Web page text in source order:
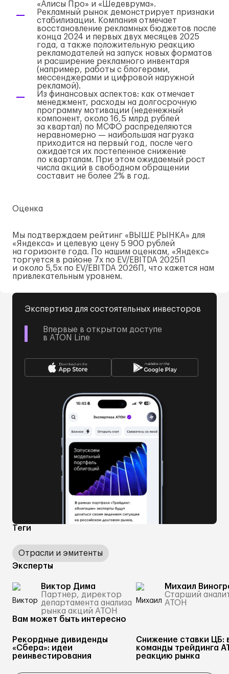
Теги
Отрасли и эмитенты
Эксперты
Виктор Дима
Партнер, директор
департамента анализа
рынка акций АТОН
Михаил
Старший
АТОН
«Алисы Про» и «Шедеврума».
Рекламный рынок демонстрирует признаки
стабилизации. Компания отмечает
восстановление рекламных бюджетов после
конца 2024 и первых двух месяцев 2025
года, а также положительную реакцию
рекламодателей на запуск новых форматов
и расширение рекламного инвентаря
(например, работы с блогерами,
мессенджерами и цифровой наружной
рекламой).
Из финансовых аспектов: как отмечает
менеджмент, расходы на долгосрочную
программу мотивации (неденежный
компонент, около 16,5 млрд рублей
за квартал) по МСФО распределяются
неравномерно — наибольшая нагрузка
приходится на первый год, после чего
ожидается их постепенное снижение
по кварталам. При этом ожидаемый рост
числа акций в свободном обращении
составит не более 2% в год.
Оценка
Мы подтверждаем рейтинг «ВЫШЕ РЫНКА» для
«Яндекса» и целевую цену 5 900 рублей
на горизонте года. По нашим оценкам, «Яндекс»
торгуется в районе 7x по EV/EBITDA 2025П
и около 5,5x по EV/EBITDA 2026П, что кажется нам
привлекательным уровнем.
Экспертиза для состоятельных инвесторов
Впервые в открытом доступе
в ATON Line
Вам может быть интересно
Рекордные дивиденды
«Сбера»: идеи
реинвестирования
Снижение ставки ЦБ:
команды трейдинга
реакцию рынка